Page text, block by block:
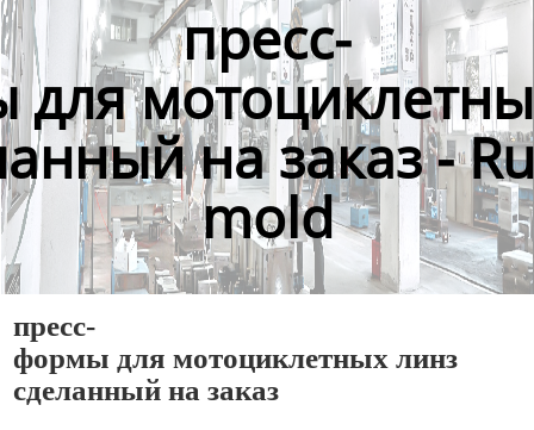
Контакты
пресс-
на заказ -
mold
пресс-
формы для мотоциклетных линз
сделанный на заказ